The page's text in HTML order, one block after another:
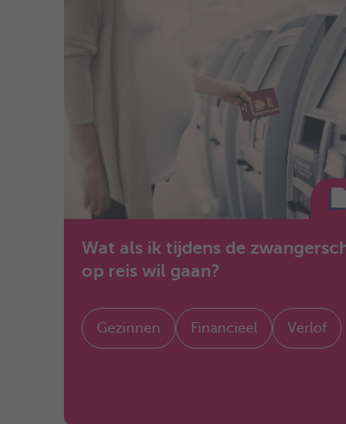
Wat als ik tijdens de
op reis wil gaan?
Gezinnen Financieel Verlof